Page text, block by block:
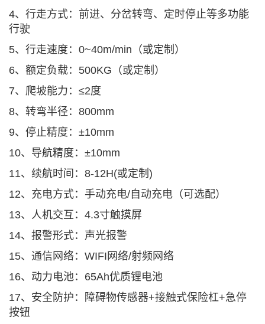
4、行走方式：前进、分岔转弯、定时停止等多功能
行驶
5、行走速度：0~40m/min（或定制）
6、额定负载：500KG（或定制）
7、爬坡能力：≤2度
8、转弯半径：800mm
9、停止精度：±10mm
10、导航精度：±10mm
11、续航时间：8-12H(或定制)
12、充电方式：手动充电/自动充电（可选配）
13、人机交互：4.3寸触摸屏
14、报警形式：声光报警
15、通信网络：WIFI网络/射频网络
16、动力电池：65Ah优质锂电池
17、安全防护：障碍物传感器+接触式保险杠+急停
按钮